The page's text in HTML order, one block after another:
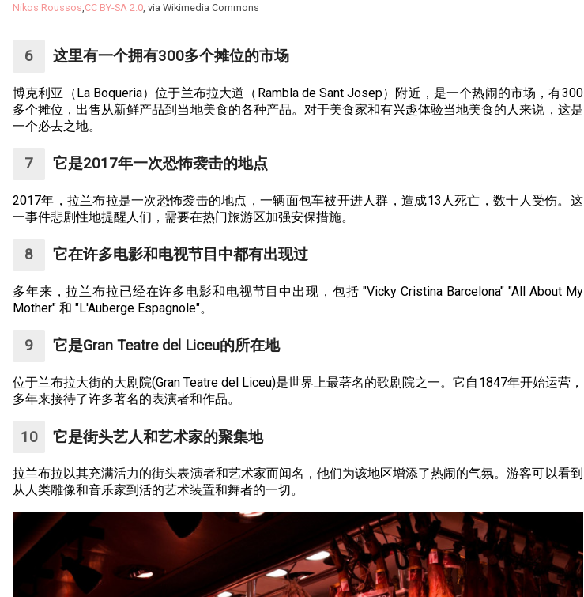
Nikos Roussos,CC BY-SA 2.0, via Wikimedia Commons
这里有一个拥有300多个摊位的市场
博克利亚（La Boqueria）位于兰布拉大道（Rambla de Sant Josep）附近，是一个热闹的市场，有300
多个摊位，出售从新鲜产品到当地美食的各种产品。对于美食家和有兴趣体验当地美食的人来说，这是
一个必去之地。
它是2017年一次恐怖袭击的地点
2017年，拉兰布拉是一次恐怖袭击的地点，一辆面包车被开进人群，造成13人死亡，数十人受伤。这
一事件悲剧性地提醒人们，需要在热门旅游区加强安保措施。
它在许多电影和电视节目中都有出现过
多年来，拉兰布拉已经在许多电影和电视节目中出现，包括 "Vicky Cristina Barcelona" "All About My
Mother" 和 "L'Auberge Espagnole"。
它是Gran Teatre del Liceu的所在地
位于兰布拉大街的大剧院(Gran Teatre del Liceu)是世界上最著名的歌剧院之一。它自1847年开始运营，
多年来接待了许多著名的表演者和作品。
它是街头艺人和艺术家的聚集地
拉兰布拉以其充满活力的街头表演者和艺术家而闻名，他们为该地区增添了热闹的气氛。游客可以看到
从人类雕像和音乐家到活的艺术装置和舞者的一切。